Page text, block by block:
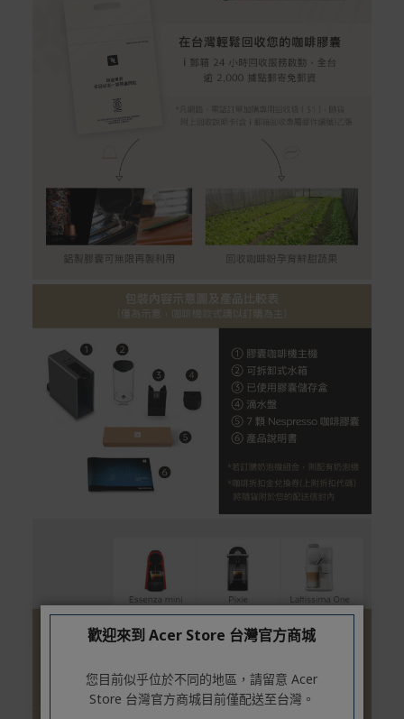
在消費者完成訂單付款後兩個工作天內會安排訂單出貨，
非Acer旗下品牌商品依配合廠商規範，可能會有無法配送
外島的狀況，
您可以於「我的訂單」內查詢訂單出貨狀態 (路徑：我的帳
實際的到貨時間依配合的物流商做安排，在無特殊狀況下
可在出貨後的兩個工作天內送達。
預購商品依商品頁面上的出貨時間安排，且有可能因實際
生產狀況有延後情況發生。
保固與售後服務
Acer旗下品牌商品保固期限與說明請參考此連結：
s://www.acer.com/tw-zh/support/warranty/product-wa
rranties
非Acer旗下品牌商品保固依各商品和之廠商有所不同，詳
情請參考商品說明。
如有相關保固問題以及售後服務問題，您可以透過專線或
服務信箱聯繫客服。
付款方式
本網站提供以下付款方式：
信用卡分期付款：限指定商品使用，滿1千享3期0利
率/滿1萬享3期0利率/滿3萬享12期0利率
銀行帳戶轉帳：使用一次性虛擬帳戶
LINEPAY(含iPASS MONEY)
Samsung Wallet (原Samsung Pay)：須使用行動裝
歡迎來到 Acer Store 台灣官方商城
您目前似乎位於不同的地區，請留意 Acer
Store 台灣官方商城目前僅配送至台灣。